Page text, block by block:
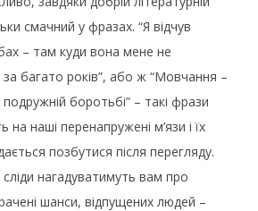
смачний у фразах. “Я відчув
– там куди вона мене не
багато років”, або ж “Мовчання –
боротьбі” – такі фрази
на наші перенапружені м’язи і їх
позбутися після перегляду.
нагадуватимуть вам про
шанси, відпущених людей –